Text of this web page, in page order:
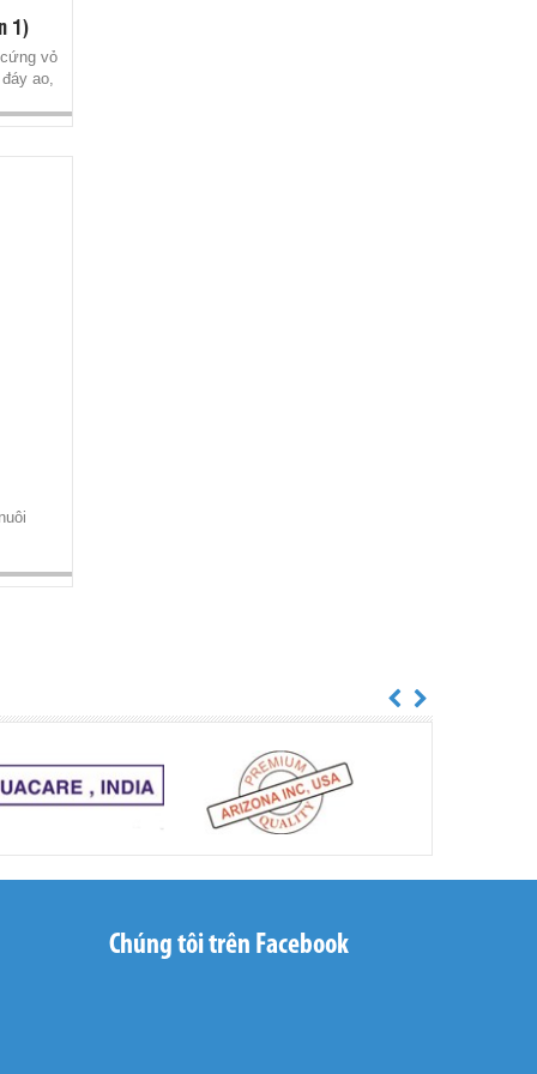
1)
vỏ
ao,
Premix S New
Chắc Vỏ, Cứng Thịt, Tạo Màu
Cho Tôm
Chúng tôi trên Facebook